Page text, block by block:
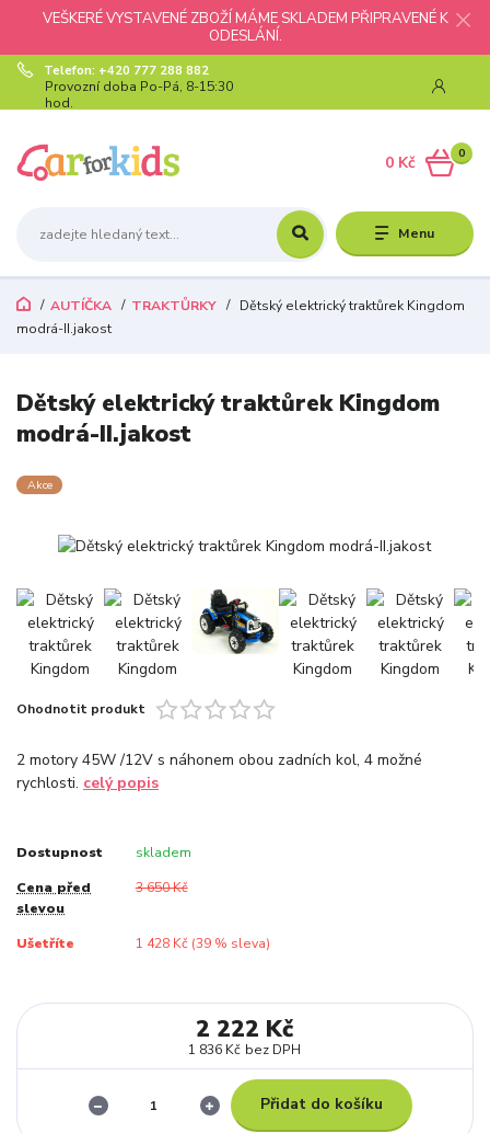
VEŠKERÉ VYSTAVENÉ ZBOŽÍ MÁME SKLADEM PŘIPRAVENÉ K
ODESLÁNÍ.
Menu
Telefon: +420 777 288 882
Provozní doba Po-Pá, 8-15:30
hod.
0
0 Kč
AUTÍČKA TRAKTŮRKY
Dětský elektrický traktůrek Kingdom
modrá-II.jakost
Dětský elektrický traktůrek Kingdom
modrá-II.jakost
Akce
Ohodnotit produkt
2 motory 45W /12V s náhonem obou zadních kol, 4 možné
rychlosti. celý popis
Dostupnost skladem
Cena před
slevou
3 650 Kč
Ušetříte 1 428 Kč (39% sleva)
2 222 Kč
1 836 Kč bez DPH
Přidat do košíku